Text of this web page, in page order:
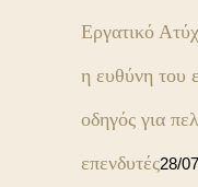
Εργατικό
η ευθύνη του
οδηγός για
επενδυτές28/